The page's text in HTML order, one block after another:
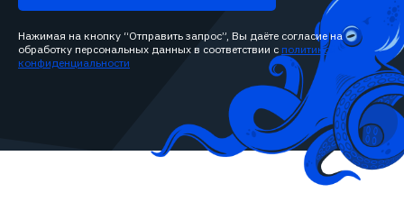
Нажимая на кнопку “Отправить запрос”, Вы даёте согласие на
обработку персональных данных в соответствии с политикой
конфиденциальности